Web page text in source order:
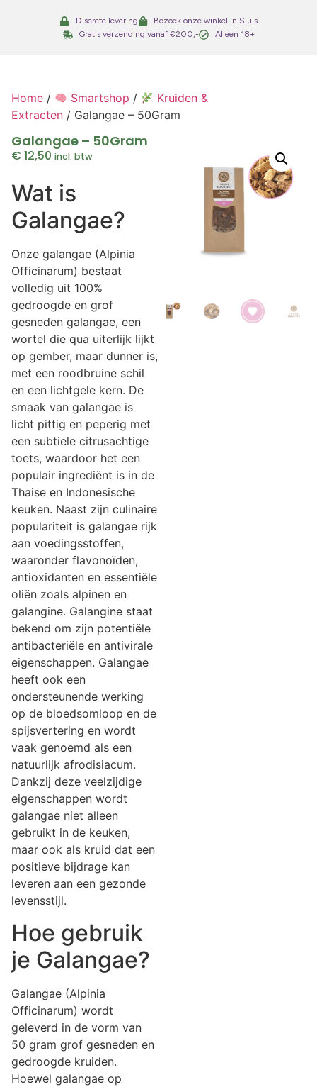
Discrete levering
Bezoek onze winkel in Sluis
Gratis verzending vanaf €200,-
Alleen 18+
Home / Smartshop /
Kruiden &
Extracten / Galangae – 50Gram
Galangae – 50Gram
€ 12,50 incl. btw
Wat is
Galangae?
Onze galangae (Alpinia
Officinarum) bestaat
volledig uit 100%
gedroogde en grof
gesneden galangae, een
wortel die qua uiterlijk lijkt
op gember, maar dunner is,
met een roodbruine schil
en een lichtgele kern. De
smaak van galangae is
licht pittig en peperig met
een subtiele citrusachtige
toets, waardoor het een
populair ingrediënt is in de
Thaise en Indonesische
keuken. Naast zijn culinaire
populariteit is galangae rijk
aan voedingsstoffen,
waaronder flavonoïden,
antioxidanten en essentiële
oliën zoals alpinen en
galangine. Galangine staat
bekend om zijn potentiële
antibacteriële en antivirale
eigenschappen. Galangae
heeft ook een
ondersteunende werking
op de bloedsomloop en de
spijsvertering en wordt
vaak genoemd als een
natuurlijk afrodisiacum.
Dankzij deze veelzijdige
eigenschappen wordt
galangae niet alleen
gebruikt in de keuken,
maar ook als kruid dat een
positieve bijdrage kan
leveren aan een gezonde
levensstijl.
Hoe gebruik
je Galangae?
Galangae (Alpinia
Officinarum) wordt
geleverd in de vorm van
50 gram grof gesneden en
gedroogde kruiden.
Hoewel galangae op